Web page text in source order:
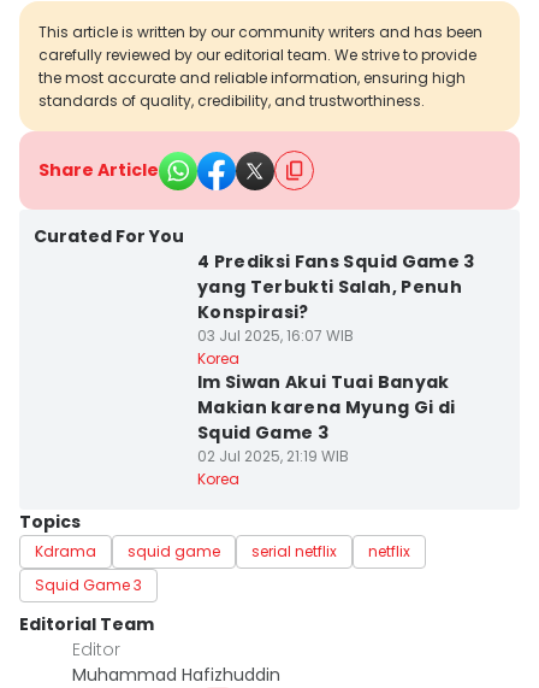
This article is written by our community writers and has been
carefully reviewed by our editorial team. We strive to provide
the most accurate and reliable information, ensuring high
standards of quality, credibility, and trustworthiness.
Share Article
Curated For You
4 Prediksi Fans Squid Game 3
yang Terbukti Salah, Penuh
Konspirasi?
03 Jul 2025, 16:07 WIB
Korea
Im Siwan Akui Tuai Banyak
Makian karena Myung Gi di
Squid Game 3
02 Jul 2025, 21:19 WIB
Korea
Topics
Kdrama squid game serial netflix
netflix
Squid Game 3
Editorial Team
Editor
Muhammad Hafizhuddin